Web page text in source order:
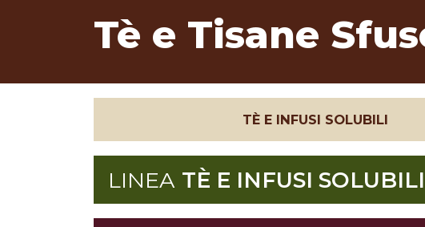
Tè e Tisane
TÈ E INFUSI SOLUBILI
LINEA TÈ E INFUSI SOLUBILI